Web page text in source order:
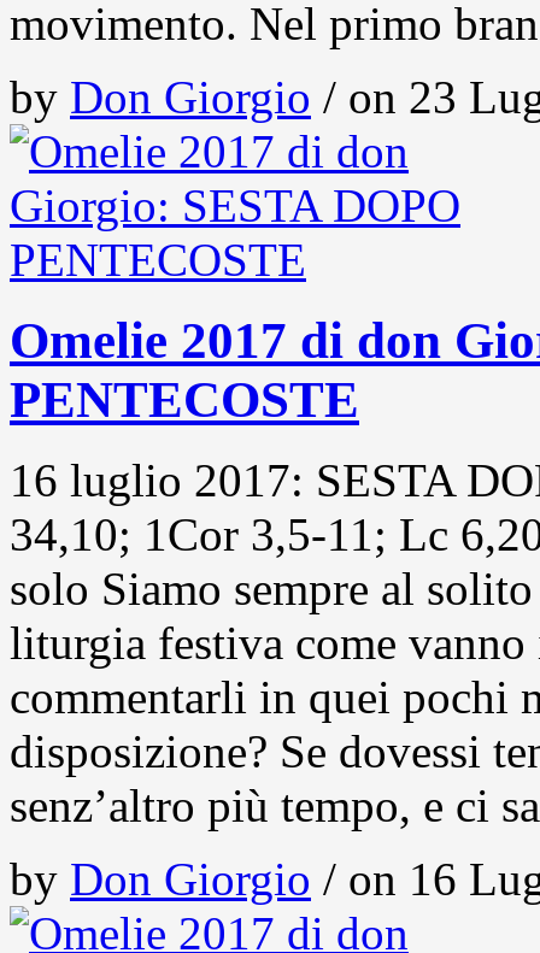
movimento. Nel primo
by Don Giorgio / on 23
Omelie 2017 di don
PENTECOSTE
16 luglio 2017: SESTA
34,10; 1Cor 3,5-11; Lc
solo Siamo sempre al
liturgia festiva come
commentarli in quei pochi
disposizione? Se dovessi
senz’altro più tempo, e ci
by Don Giorgio / on 16